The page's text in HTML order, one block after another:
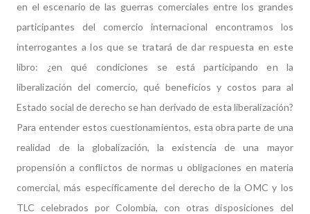
en el escenario de las guerras comerciales entre los grandes
participantes del comercio internacional encontramos los
interrogantes a los que se tratará de dar respuesta en este
libro: ¿en qué condiciones se está participando en la
liberalización del comercio, qué beneficios y costos para al
Estado social de derecho se han derivado de esta liberalización?
Para entender estos cuestionamientos, esta obra parte de una
realidad de la globalización, la existencia de una mayor
propensión a conflictos de normas u obligaciones en materia
comercial, más específicamente del derecho de la OMC y los
TLC celebrados por Colombia, con otras disposiciones del